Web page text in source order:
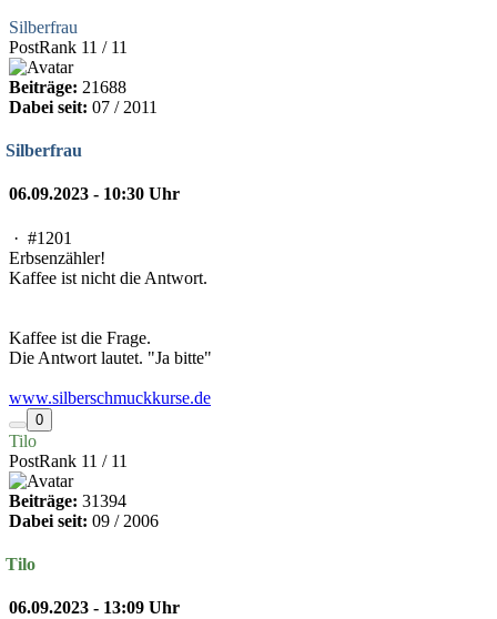
Silberfrau
PostRank 11 / 11
Beiträge: 21688
Dabei seit: 07 / 2011
Silberfrau
06.09.2023 - 10:30 Uhr
· #1201
Erbsenzähler!
Kaffee ist nicht die Antwort.
Kaffee ist die Frage.
Die Antwort lautet. "Ja bitte"
www.silberschmuckkurse.de
0
Tilo
PostRank 11 / 11
Beiträge: 31394
Dabei seit: 09 / 2006
Tilo
06.09.2023 - 13:09 Uhr